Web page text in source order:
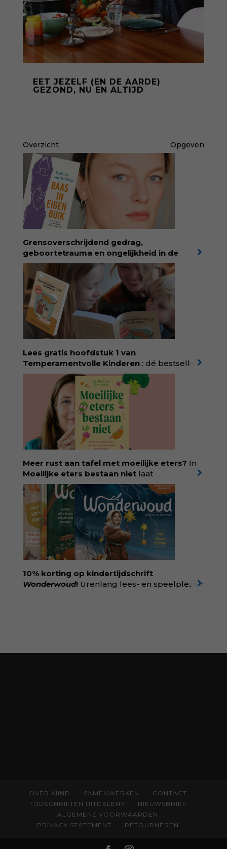
EET JEZELF (EN DE AARDE)
GEZOND, NU EN ALTIJD
Overzicht Opgeven
Grensoverschrijdend gedrag,
geboortetrauma en ongelijkheid in de
geboortezorg:in Baas in eigen buik verbindt
filosoof en vroedvrouw Rodante van der Waal
persoonlijke ervaringen aan structureel
onrecht en introduceert ze reproductieve
rechtvaardigheid als een collectieve, radicale
praktijk van zorg. Voor iedereen die wil
begrijpen wat er speelt rond vruchtbaarheid
en geboorte. Koop het boek via
singeluitgeverijen.nl/nijgh-van-
ditmar/boek/baas-in-eigen-buik
Lees gratis hoofdstuk 1 van
Temperamentvolle Kinderen : dé bestseller
van pedagoog Eva Bronsveld. In het boek
Temperamentvolle kinderen vind je 25 jaar
aan kennis en ervaring. Met ruim 50.000
verkochte exemplaren met recht een
bestseller, waarmee Eva veel gezinnen heeft
kunnen helpen. Ze schrijft met een
liefdevolle kijk op kinderen en veel begrip
voor ouders. Download het hoofdstuk gratis
via:
evabronsveld.plugandpay.nl/r?
id=ZcYxEBJH
Meer rust aan tafel met moeilijke eters? In
Moeilijke eters bestaan niet laat
kinderdiëtist en lactatiekundigeRolinde
Demeyerzien wat er schuilgaat achter
eetgedrag dat ouders zorgen baart. Met
aandacht voor ontwikkeling,
neurodivergentie en medische oorzaken
helpt ze hardnekkige misverstanden los te
laten en maakt ze van eten weer een
moment van verbinding. Bestel via je lokale
boekhandel! Lees meer over Rolinde via
kiind.nl/rolinde
10% korting op kindertijdschrift
Wonderwoud! Urenlang lees- en speelplezier
OVER KIIND SAMENWERKEN
CONTACT
TIJDSCHRIFTEN UITDELEN?
NIEUWSBRIEF
ALGEMENE VOORWAARDEN
PRIVACY STATEMENT
RETOURNEREN